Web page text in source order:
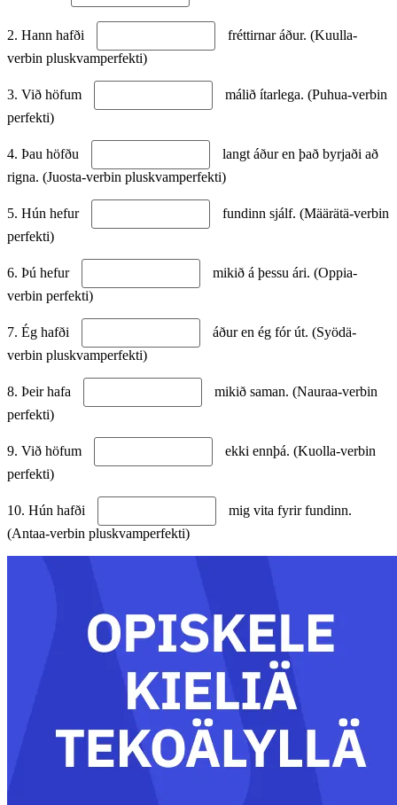
2. Hann hafði
fréttirnar áður. (Kuulla-
verbin pluskvamperfekti)
3. Við höfum
málið ítarlega. (Puhua-verbin
perfekti)
4. Þau höfðu
langt áður en það byrjaði að
rigna. (Juosta-verbin pluskvamperfekti)
5. Hún hefur
fundinn sjálf. (Määrätä-verbin
perfekti)
6. Þú hefur
mikið á þessu ári. (Oppia-
verbin perfekti)
7. Ég hafði
áður en ég fór út. (Syödä-
verbin pluskvamperfekti)
8. Þeir hafa
mikið saman. (Nauraa-verbin
perfekti)
9. Við höfum
ekki ennþá. (Kuolla-verbin
perfekti)
10. Hún hafði
mig vita fyrir fundinn.
(Antaa-verbin pluskvamperfekti)